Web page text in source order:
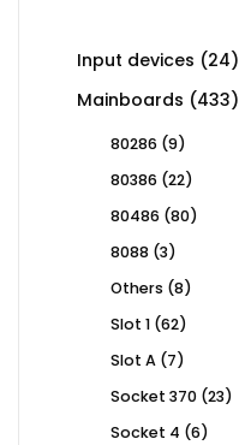
Input devices 2424
Mainboards 433433
80286 99
80386 2222
80486 8080
8088 33
Others 88
Slot 1 6262
Slot A 77
Socket 370 2323
Socket 4 66